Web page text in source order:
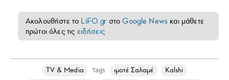
Ακολουθήστε το LiFO.gr στοGoogle News και μάθετε
πρώτοι όλες τις ειδήσεις
TV & Media Tags ιμοτέ Σαλαμέ
Kalshi